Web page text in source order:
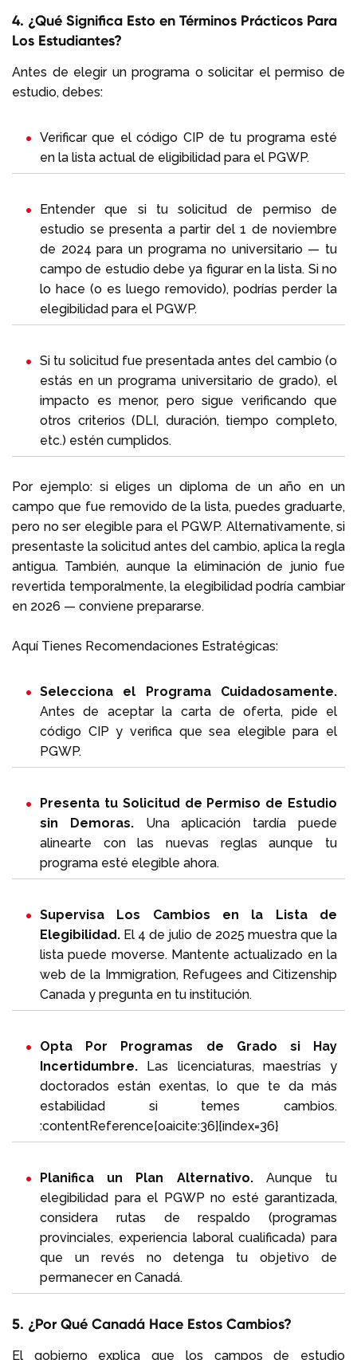
4. ¿Qué Significa Esto en Términos Prácticos Para
Los Estudiantes?
Antes de elegir un programa o solicitar el permiso de
estudio, debes:
Verificar que el código CIP de tu programa esté
en la lista actual de eligibilidad para el PGWP.
Entender que si tu solicitud de permiso de
estudio se presenta a partir del 1 de noviembre
de 2024 para un programa no universitario — tu
campo de estudio debe ya figurar en la lista. Si no
lo hace (o es luego removido), podrías perder la
elegibilidad para el PGWP.
Si tu solicitud fue presentada antes del cambio (o
estás en un programa universitario de grado), el
impacto es menor, pero sigue verificando que
otros criterios (DLI, duración, tiempo completo,
etc.) estén cumplidos.
Por ejemplo: si eliges un diploma de un año en un
campo que fue removido de la lista, puedes graduarte,
pero no ser elegible para el PGWP. Alternativamente, si
presentaste la solicitud antes del cambio, aplica la regla
antigua. También, aunque la eliminación de junio fue
revertida temporalmente, la elegibilidad podría cambiar
en 2026 — conviene prepararse.
Aquí Tienes Recomendaciones Estratégicas:
Selecciona el Programa Cuidadosamente.
Antes de aceptar la carta de oferta, pide el
código CIP y verifica que sea elegible para el
PGWP.
Presenta tu Solicitud de Permiso de Estudio
sin Demoras.Una aplicación tardía puede
alinearte con las nuevas reglas aunque tu
programa esté elegible ahora.
Supervisa Los Cambios en la Lista de
Elegibilidad. El 4 de julio de 2025 muestra que la
lista puede moverse. Mantente actualizado en la
web de la Immigration, Refugees and Citizenship
Canada y pregunta en tu institución.
Opta Por Programas de Grado si Hay
Incertidumbre. Las licenciaturas, maestrías y
doctorados están exentas, lo que te da más
estabilidad si temes cambios.
:contentReference[oaicite:36]{index=36}
Planifica un Plan Alternativo.Aunque tu
elegibilidad para el PGWP no esté garantizada,
considera rutas de respaldo (programas
provinciales, experiencia laboral cualificada) para
que un revés no detenga tu objetivo de
permanecer en Canadá.
5. ¿Por Qué Canadá Hace Estos Cambios?
El gobierno explica que los campos de estudio